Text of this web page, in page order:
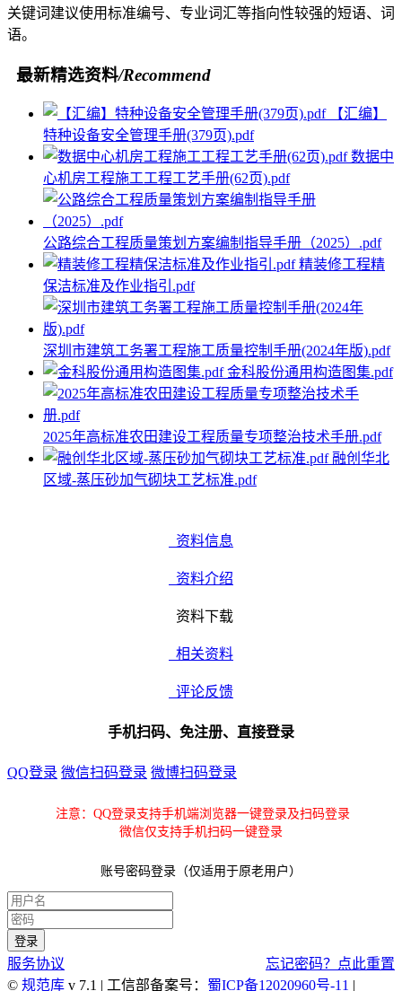
关键词建议使用标准编号、专业词汇等指向性较强的短语、词
语。
最新精选资料/Recommend
【汇编】
特种设备安全管理手册(379页).pdf
数据中
心机房工程施工工程工艺手册(62页).pdf
公路综合工程质量策划方案编制指导手册（2025）.pdf
精装修工程精
保洁标准及作业指引.pdf
深圳市建筑工务署工程施工质量控制手册(2024年版).pdf
金科股份通用构造图集.pdf
2025年高标准农田建设工程质量专项整治技术手册.pdf
融创华北
区域-蒸压砂加气砌块工艺标准.pdf
资料信息
资料介绍
资料下载
相关资料
评论反馈
手机扫码、免注册、直接登录
QQ登录 微信扫码登录 微博扫码登录
注意：QQ登录支持手机端浏览器一键登录及扫码登录
微信仅支持手机扫码一键登录
账号密码登录（仅适用于原老用户）
服务协议
忘记密码？点此重置
© 规范库 v 7.1 | 工信部备案号： 蜀ICP备12020960号-11 |